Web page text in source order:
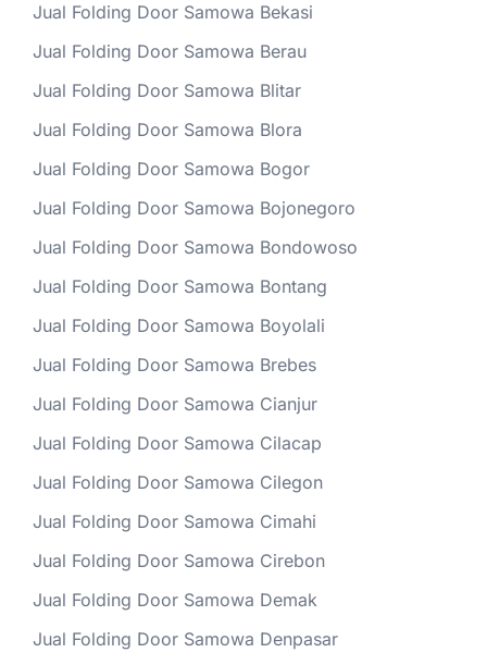
Jual Folding Door Samowa Bekasi
Jual Folding Door Samowa Berau
Jual Folding Door Samowa Blitar
Jual Folding Door Samowa Blora
Jual Folding Door Samowa Bogor
Jual Folding Door Samowa Bojonegoro
Jual Folding Door Samowa Bondowoso
Jual Folding Door Samowa Bontang
Jual Folding Door Samowa Boyolali
Jual Folding Door Samowa Brebes
Jual Folding Door Samowa Cianjur
Jual Folding Door Samowa Cilacap
Jual Folding Door Samowa Cilegon
Jual Folding Door Samowa Cimahi
Jual Folding Door Samowa Cirebon
Jual Folding Door Samowa Demak
Jual Folding Door Samowa Denpasar